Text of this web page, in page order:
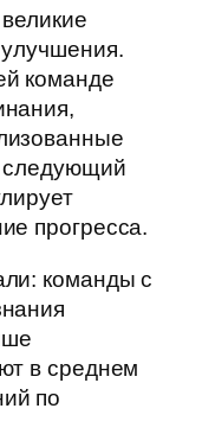
команде
следующий
прогресса.
команды с
в среднем
по